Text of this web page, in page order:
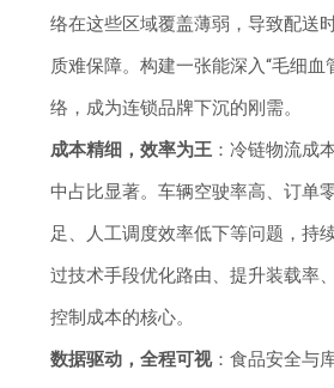
络在这些区域覆盖薄弱，导致配送
质难保障。构建一张能深入“毛细血
络，成为连锁品牌下沉的刚需。
成本精细，效率为王 ：冷链物流成
中占比显著。车辆空驶率高、订单
足、人工调度效率低下等问题，持
过技术手段优化路由、提升装载率
控制成本的核心。
数据驱动，全程可视：食品安全与